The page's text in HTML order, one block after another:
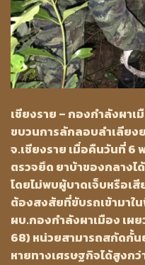
เชียงราย – กองกำลังผา
ขบวนการลักลอบลำเลียง
จ.เชียงราย เมื่อคืนวันที่ 6
ตรวจยึด ยาบ้าของกลางไ
โดยไม่พบผู้บาดเจ็บหรือเ
ต้องสงสัยที่ขับรถเข้ามาใ
ผบ.กองกำลังผาเมือง เผ
68) หน่วยสามารถสกัดกั้น
หายทางเศรษฐกิจได้สูงก